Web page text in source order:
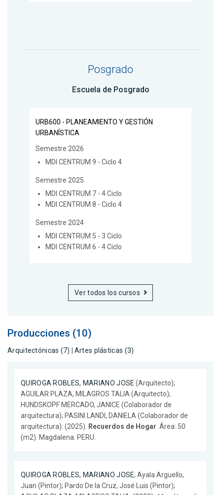
Posgrado
Escuela de Posgrado
URB600 - PLANEAMIENTO Y GESTIÓN
URBANÍSTICA
Semestre 2026
MDI CENTRUM 9 - Ciclo 4
Semestre 2025
MDI CENTRUM 7 - 4 Ciclo
MDI CENTRUM 8 - Ciclo 4
Semestre 2024
MDI CENTRUM 5 - 3 Ciclo
MDI CENTRUM 6 - 4 Ciclo
Ver todos los cursos
Producciones (10)
Arquitectónicas (7) | Artes plásticas (3)
QUIROGA ROBLES, MARIANO JOSE (Arquitecto);
AGUILAR PLAZA, MILAGROS TALIA (Arquitecto);
HUNDSKOPF MERCADO, JANICE (Colaborador de
arquitectura); PASINI LANDI, DANIELA (Colaborador de
arquitectura). (2025).
Recuerdos de Hogar . Área: 50
(m2). Magdalena. PERU.
QUIROGA ROBLES, MARIANO JOSE; Ayala Arguello,
Juan (Pintor); Pardo De la Cruz, José Luis (Pintor);